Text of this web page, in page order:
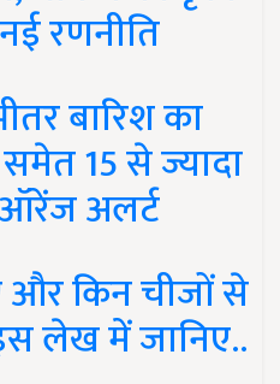
रणनीति
बारिश का
15 से ज्यादा
ऑरेंज अलर्ट
और किन चीजों से
लेख में जानिए..